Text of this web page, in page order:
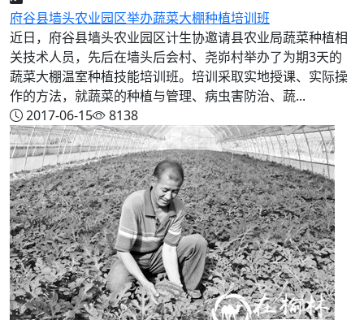
府谷县墙头农业园区举办蔬菜大棚种植培训班
近日，府谷县墙头农业园区计生协邀请县农业局蔬菜种植相
关技术人员，先后在墙头后会村、尧峁村举办了为期3天的
蔬菜大棚温室种植技能培训班。培训采取实地授课、实际操
作的方法，就蔬菜的种植与管理、病虫害防治、蔬...
2017-06-15
8138